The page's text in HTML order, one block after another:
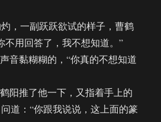
一副跃跃欲试的样子，曹鹤
不用回答了，我不想知道。”
黏糊糊的，“你真的不想知道
推了他一下，又指着手上的
道：“你跟我说说，这上面的篆